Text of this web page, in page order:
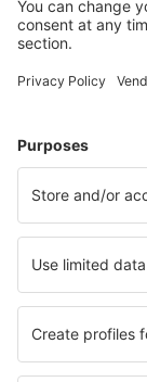
Ubytování ve
Ubytování in Loiri
Nejlepší
Ubytování in Koh